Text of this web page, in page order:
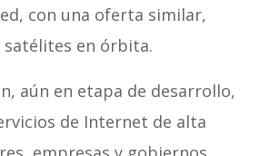
con una oferta similar,
satélites en órbita.
aún en etapa de desarrollo,
de Internet de alta